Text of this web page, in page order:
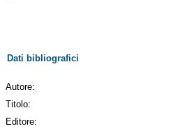
Dati bibliografici
Autore:
Titolo:
Editore: